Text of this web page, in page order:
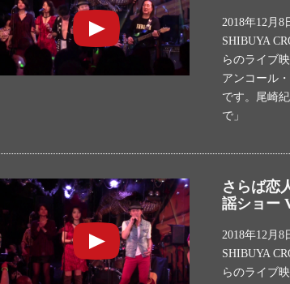
2018年12月
SHIBUYA
らのライブ映
アンコール
です。尾崎
で」
さらば恋
謡ショー
2018年12月
SHIBUYA
らのライブ映